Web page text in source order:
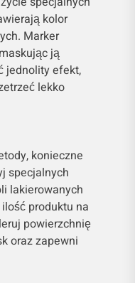
kolor
Marker
ją
jednolity efekt,
lekko
konieczne
specjalnych
lakierowanych
produktu na
powierzchnię
oraz zapewni